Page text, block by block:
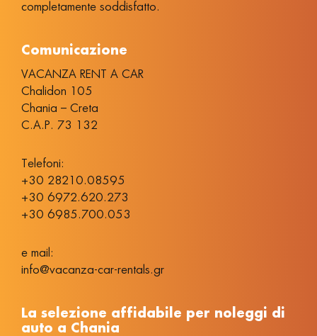
completamente soddisfatto.
Comunicazione
VACANZA RENT A CAR
Chalidon 105
Chania – Creta
C.A.P. 73 132
Telefoni:
+30 28210.08595
+30 6972.620.273
+30 6985.700.053
e mail:
info@vacanza-car-rentals.gr
La selezione affidabile per noleggi di
auto a Chania